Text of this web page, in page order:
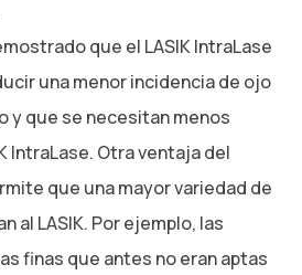
que el LASIK IntraLase
una menor incidencia de ojo
y que se necesitan menos
IntraLase. Otra ventaja del
que una mayor variedad de
al LASIK. Por ejemplo, las
finas que antes no eran aptas